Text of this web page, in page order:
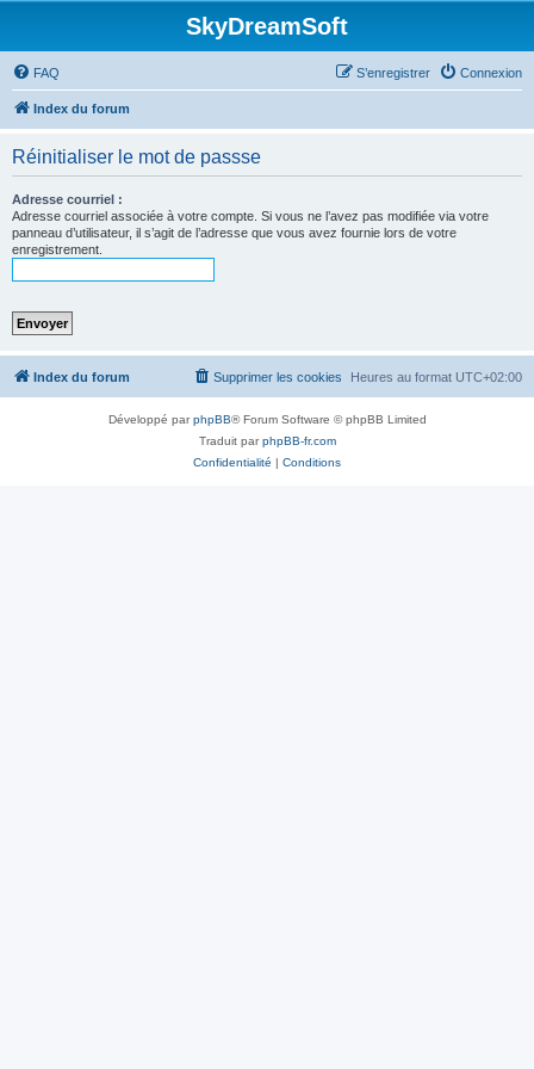
SkyDreamSoft
FAQ Connexion
S’enregistrer
Index du forum
Réinitialiser le mot de passse
Adresse courriel :
Adresse courriel associée à votre compte. Si vous ne l’avez pas modifiée via votre
panneau d’utilisateur, il s’agit de l’adresse que vous avez fournie lors de votre
enregistrement.
Index du forum Heures au format UTC+02:00
Supprimer les cookies
Développé parphpBB® Forum Software © phpBB Limited
Traduit parphpBB-fr.com
Confidentialité | Conditions